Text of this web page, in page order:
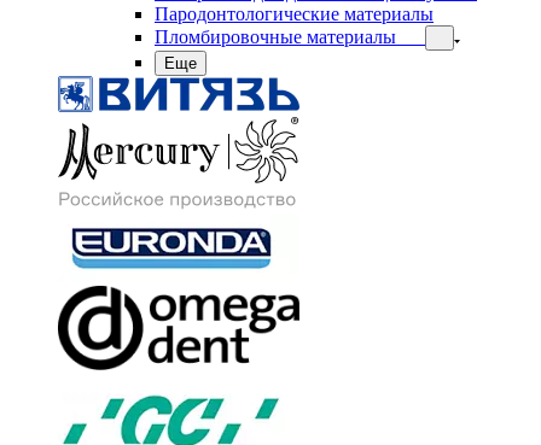
Пародонтологические материалы
Пломбировочные материалы
Еще